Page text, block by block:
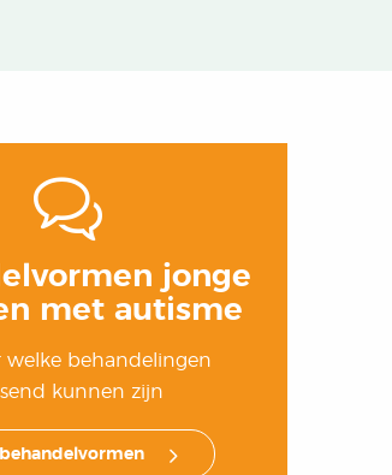
jonge
met autisme
welke behandelingen
kunnen zijn
behandelvormen